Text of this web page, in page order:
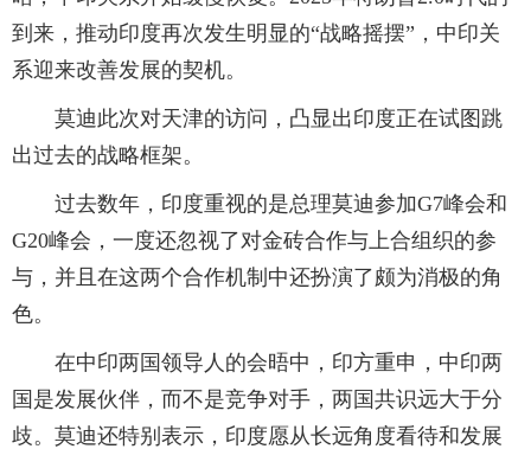
到来，推动印度再次发生明显的“战略摇摆”，中印关
系迎来改善发展的契机。
莫迪此次对天津的访问，凸显出印度正在试图跳
出过去的战略框架。
过去数年，印度重视的是总理莫迪参加G7峰会和
G20峰会，一度还忽视了对金砖合作与上合组织的参
与，并且在这两个合作机制中还扮演了颇为消极的角
色。
在中印两国领导人的会晤中，印方重申，中印两
国是发展伙伴，而不是竞争对手，两国共识远大于分
歧。莫迪还特别表示，印度愿从长远角度看待和发展